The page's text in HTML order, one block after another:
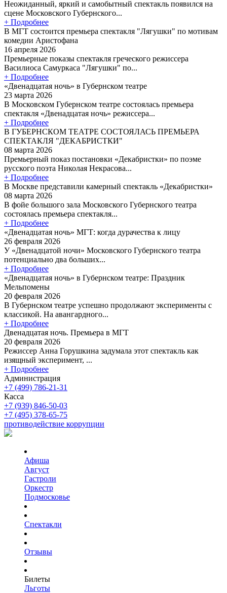
Неожиданный, яркий и самобытный спектакль появился на
сцене Московского Губернского...
+ Подробнее
В МГТ состоится премьера спектакля "Лягушки" по мотивам
комедии Аристофана
16 апреля 2026
Премьерные показы спектакля греческого режиссера
Василиоса Самуркаса "Лягушки" по...
+ Подробнее
«Двенадцатая ночь» в Губернском театре
23 марта 2026
В Московском Губернском театре состоялась премьера
спектакля «Двенадцатая ночь» режиссера...
+ Подробнее
В ГУБЕРНСКОМ ТЕАТРЕ СОСТОЯЛАСЬ ПРЕМЬЕРА
СПЕКТАКЛЯ "ДЕКАБРИСТКИ"
08 марта 2026
Премьерный показ постановки «Декабристки» по поэме
русского поэта Николая Некрасова...
+ Подробнее
В Москве представили камерный спектакль «Декабристки»
08 марта 2026
В фойе большого зала Московского Губернского театра
состоялась премьера спектакля...
+ Подробнее
«Двенадцатая ночь» МГТ: когда дурачества к лицу
26 февраля 2026
У «Двенадцатой ночи» Московского Губернского театра
потенциально два больших...
+ Подробнее
«Двенадцатая ночь» в Губернском театре: Праздник
Мельпомены
20 февраля 2026
В Губернском театре успешно продолжают эксперименты с
классикой. На авангардного...
+ Подробнее
Двенадцатая ночь. Премьера в МГТ
20 февраля 2026
Режиссер Анна Горушкина задумала этот спектакль как
изящный эксперимент, ...
+ Подробнее
Администрация
+7 (499) 786-21-31
Касса
+7 (939) 846-50-03
+7 (495) 378-65-75
противодействие коррупции
Афиша
Август
Гастроли
Оркестр
Подмосковье
Спектакли
Отзывы
Билеты
Льготы